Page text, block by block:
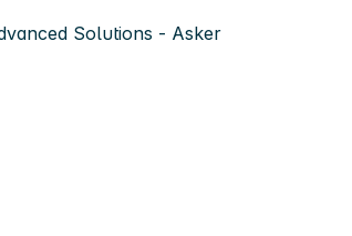
Solutions - Asker